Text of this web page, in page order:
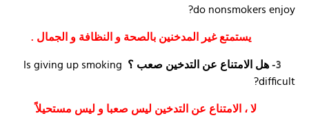
do nonsmokers enjoy?
يستمتع غير المدخنين بالصحة و النظافة و الجمال .
هل الامتناع عن التدخين صعب ؟ Is giving up smoking
difficult?
لا ، الامتناع عن التدخين ليس صعبا و ليس مستحيلاً